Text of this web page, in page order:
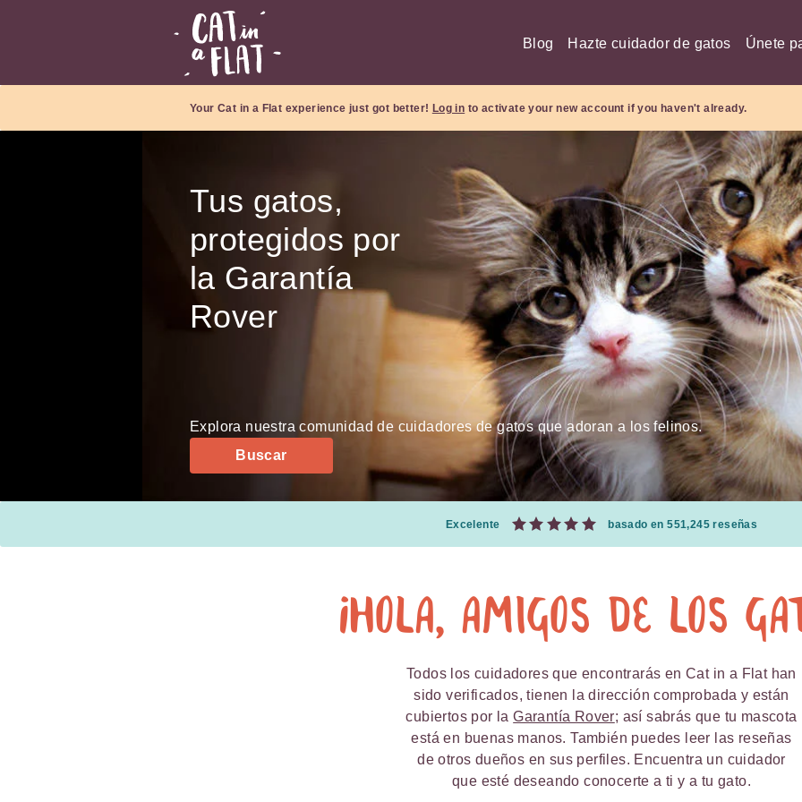
Blog Hazte cuidador de gatos Únete
Your Cat in a Flat experience just got better! Log in to activate your new account if you haven't already.
Tus gatos,
protegidos por
la Garantía
Rover
Explora nuestra comunidad de cuidadores de gatos que adoran a los felinos.
Buscar
Excelente basado en 551,245 reseñas
¡Hola, amigos de los
Todos los cuidadores que encontrarás en Cat in a Flat han
sido verificados, tienen la dirección comprobada y están
cubiertos por laGarantía Rover; así sabrás que tu mascota
está en buenas manos. También puedes leer las reseñas
de otros dueños en sus perfiles. Encuentra un cuidador
que esté deseando conocerte a ti y a tu gato.